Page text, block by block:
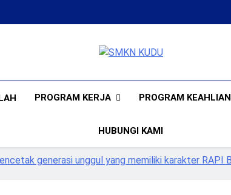
PROGRAM KERJA PROGRAM KEAHLIAN
HUBUNGI KAMI